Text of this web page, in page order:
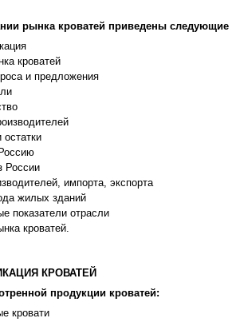
рынка кроватей приведены следующие
кроватей
и предложения
остатки
России
импорта, экспорта
жилых зданий
показатели отрасли
кроватей.
КРОВАТЕЙ
продукции кроватей:
кровати